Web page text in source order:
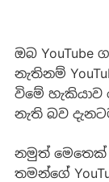
ඔබ YouTube
නැතිනම්
විමේ හැකියාව
නැති බව
නමුත් මෙතෙක්
තමන්ගේ